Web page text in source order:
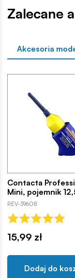
Zalecane
Akcesoria
Contacta
Mini, pojemnik
REV-39608
15,99 zł
Dodaj do